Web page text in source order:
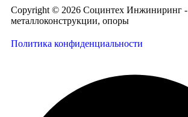
Copyright © 2026 Социнтех Инжиниринг -
металлоконструкции, опоры
Политика конфиденциальности